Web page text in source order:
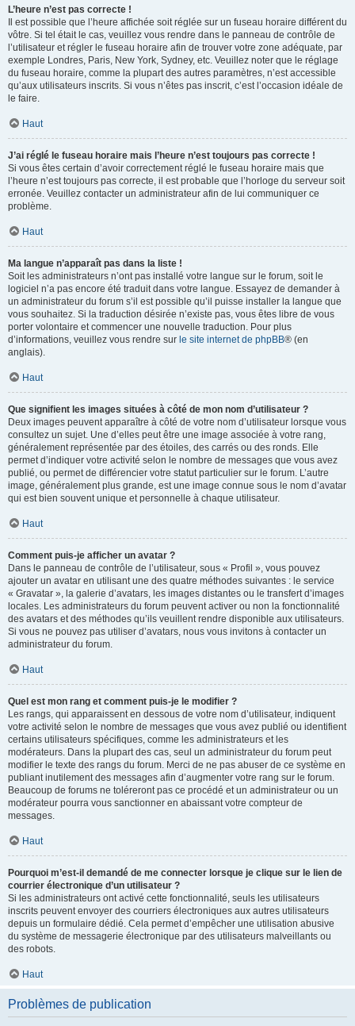
L’heure n’est pas correcte !
Il est possible que l’heure affichée soit réglée sur un fuseau horaire différent du
vôtre. Si tel était le cas, veuillez vous rendre dans le panneau de contrôle de
l’utilisateur et régler le fuseau horaire afin de trouver votre zone adéquate, par
exemple Londres, Paris, New York, Sydney, etc. Veuillez noter que le réglage
du fuseau horaire, comme la plupart des autres paramètres, n’est accessible
qu’aux utilisateurs inscrits. Si vous n’êtes pas inscrit, c’est l’occasion idéale de
le faire.
Haut
J’ai réglé le fuseau horaire mais l’heure n’est toujours pas correcte !
Si vous êtes certain d’avoir correctement réglé le fuseau horaire mais que
l’heure n’est toujours pas correcte, il est probable que l’horloge du serveur soit
erronée. Veuillez contacter un administrateur afin de lui communiquer ce
problème.
Haut
Ma langue n’apparaît pas dans la liste !
Soit les administrateurs n’ont pas installé votre langue sur le forum, soit le
logiciel n’a pas encore été traduit dans votre langue. Essayez de demander à
un administrateur du forum s’il est possible qu’il puisse installer la langue que
vous souhaitez. Si la traduction désirée n’existe pas, vous êtes libre de vous
porter volontaire et commencer une nouvelle traduction. Pour plus
d’informations, veuillez vous rendre sur le site internet de phpBB® (en
anglais).
Haut
Que signifient les images situées à côté de mon nom d’utilisateur ?
Deux images peuvent apparaître à côté de votre nom d’utilisateur lorsque vous
consultez un sujet. Une d’elles peut être une image associée à votre rang,
généralement représentée par des étoiles, des carrés ou des ronds. Elle
permet d’indiquer votre activité selon le nombre de messages que vous avez
publié, ou permet de différencier votre statut particulier sur le forum. L’autre
image, généralement plus grande, est une image connue sous le nom d’avatar
qui est bien souvent unique et personnelle à chaque utilisateur.
Haut
Comment puis-je afficher un avatar ?
Dans le panneau de contrôle de l’utilisateur, sous « Profil », vous pouvez
ajouter un avatar en utilisant une des quatre méthodes suivantes : le service
« Gravatar », la galerie d’avatars, les images distantes ou le transfert d’images
locales. Les administrateurs du forum peuvent activer ou non la fonctionnalité
des avatars et des méthodes qu’ils veuillent rendre disponible aux utilisateurs.
Si vous ne pouvez pas utiliser d’avatars, nous vous invitons à contacter un
administrateur du forum.
Haut
Quel est mon rang et comment puis-je le modifier ?
Les rangs, qui apparaissent en dessous de votre nom d’utilisateur, indiquent
votre activité selon le nombre de messages que vous avez publié ou identifient
certains utilisateurs spécifiques, comme les administrateurs et les
modérateurs. Dans la plupart des cas, seul un administrateur du forum peut
modifier le texte des rangs du forum. Merci de ne pas abuser de ce système en
publiant inutilement des messages afin d’augmenter votre rang sur le forum.
Beaucoup de forums ne toléreront pas ce procédé et un administrateur ou un
modérateur pourra vous sanctionner en abaissant votre compteur de
messages.
Haut
Pourquoi m’est-il demandé de me connecter lorsque je clique sur le lien de
courrier électronique d’un utilisateur ?
Si les administrateurs ont activé cette fonctionnalité, seuls les utilisateurs
inscrits peuvent envoyer des courriers électroniques aux autres utilisateurs
depuis un formulaire dédié. Cela permet d’empêcher une utilisation abusive
du système de messagerie électronique par des utilisateurs malveillants ou
des robots.
Haut
Problèmes de publication